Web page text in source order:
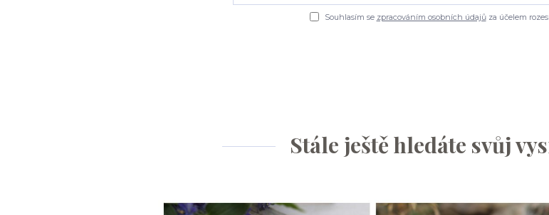
Souhlasím se zpracováním osobních údajůza účelem
Stále ještě hledáte svůj